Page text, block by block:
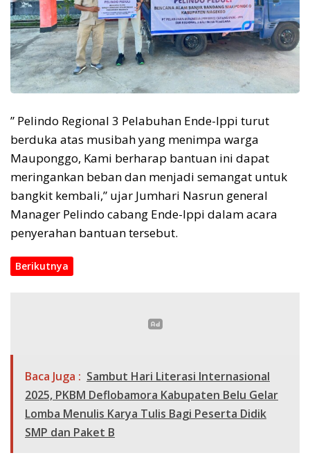
” Pelindo Regional 3 Pelabuhan Ende-Ippi turut
berduka atas musibah yang menimpa warga
Mauponggo, Kami berharap bantuan ini dapat
meringankan beban dan menjadi semangat untuk
bangkit kembali,” ujar Jumhari Nasrun general
Manager Pelindo cabang Ende-Ippi dalam acara
penyerahan bantuan tersebut.
Berikutnya
Baca Juga : Sambut Hari Literasi Internasional
2025, PKBM Deflobamora Kabupaten Belu Gelar
Lomba Menulis Karya Tulis Bagi Peserta Didik
SMP dan Paket B